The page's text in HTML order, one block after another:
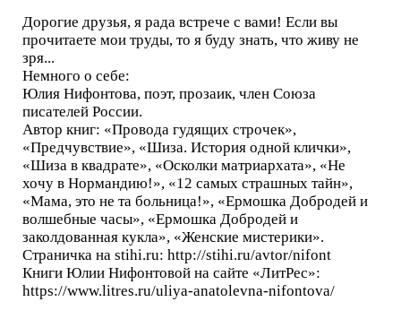
Дорогие друзья, я рада встрече с вами! Если вы
прочитаете мои труды, то я буду знать, что живу не
зря...
Немного о себе:
Юлия Нифонтова, поэт, прозаик, член Союза
писателей России.
Автор книг: «Провода гудящих строчек»,
«Предчувствие», «Шиза. История одной клички»,
«Шиза в квадрате», «Осколки матриархата», «Не
хочу в Нормандию!», «12 самых страшных тайн»,
«Мама, это не та больница!», «Ермошка Добродей и
волшебные часы», «Ермошка Добродей и
заколдованная кукла», «Женские мистерики».
Страничка на stihi.ru: http://stihi.ru/avtor/nifont
Книги Юлии Нифонтовой на сайте «ЛитРес»:
https://www.litres.ru/uliya-anatolevna-nifontova/